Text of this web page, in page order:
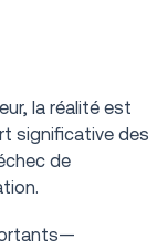
la réalité est
significative des
de